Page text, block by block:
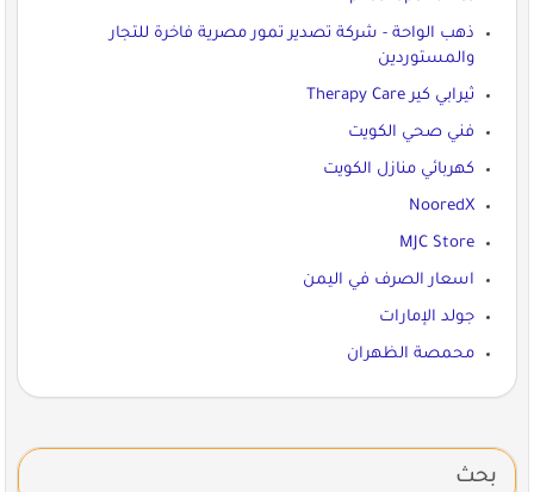
ذهب الواحة - شركة تصدير تمور مصرية فاخرة للتجار
والمستوردين
ثيرابي كير Therapy Care
فني صحي الكويت
كهربائي منازل الكويت
NooredX
MJC Store
اسعار الصرف في اليمن
جولد الإمارات
محمصة الظهران
بحث